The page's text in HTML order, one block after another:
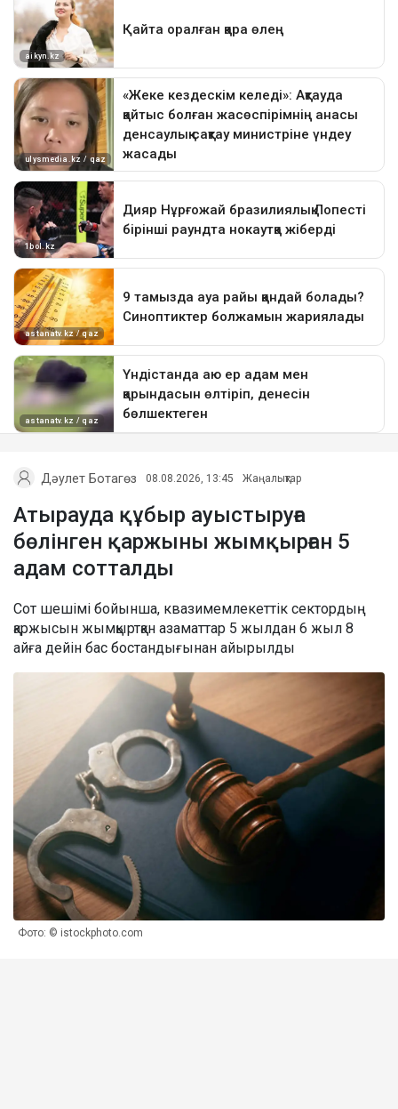
Дәулет Ботагөз 08.08.2026, 13:45 Жаңалықтар
Атырауда құбыр ауыстыруға
бөлінген қаржыны жымқырған 5
адам сотталды
Сот шешімі бойынша, квазимемлекеттік сектордың
қаржысын жымқыртқан азаматтар 5 жылдан 6 жыл 8
айға дейін бас бостандығынан айырылды
Фото: © istockphoto.com